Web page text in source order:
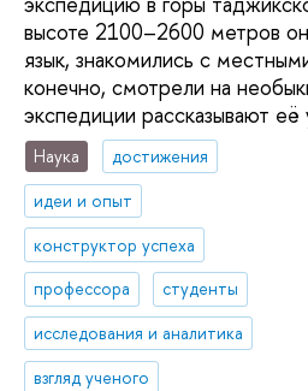
высоте 2100–2600 метров
язык, знакомились с
конечно, смотрели на
экспедиции рассказывают её
Наука
достижения
идеи и опыт
конструктор успеха
профессора
студенты
исследования и аналитика
взгляд ученого